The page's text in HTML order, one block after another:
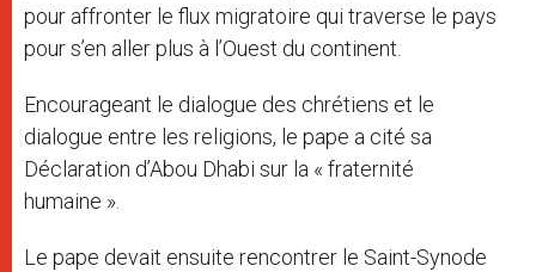
pour affronter le flux migratoire qui traverse le pays
pour s’en aller plus à l’Ouest du continent.
Encourageant le dialogue des chrétiens et le
dialogue entre les religions, le pape a cité sa
Déclaration d’Abou Dhabi sur la « fraternité
humaine ».
Le pape devait ensuite rencontrer le Saint-Synode